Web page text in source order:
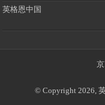
英格恩中国
© Copyright 2026,